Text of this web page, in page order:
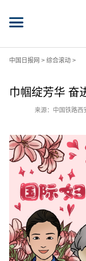
中国日报网 > 综合滚动>
巾帼绽芳华 奋
来源：中国铁路西